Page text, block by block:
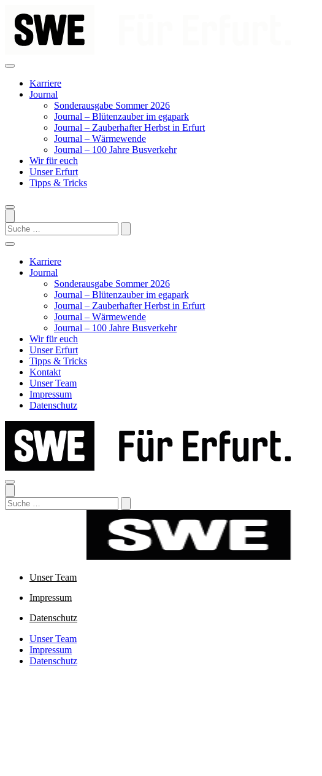
Inhalt
springen
Karriere
Journal
Sonderausgabe Sommer 2026
Journal – Blütenzauber im egapark
Journal – Zauberhafter Herbst in Erfurt
Journal – Wärmewende
Journal – 100 Jahre Busverkehr
Wir für euch
Unser Erfurt
Tipps & Tricks
Search
Karriere
Journal
Sonderausgabe Sommer 2026
Journal – Blütenzauber im egapark
Journal – Zauberhafter Herbst in Erfurt
Journal – Wärmewende
Journal – 100 Jahre Busverkehr
Wir für euch
Unser Erfurt
Tipps & Tricks
Kontakt
Unser Team
Impressum
Datenschutz
Search
Unser Team
Impressum
Datenschutz
Unser Team
Impressum
Datenschutz